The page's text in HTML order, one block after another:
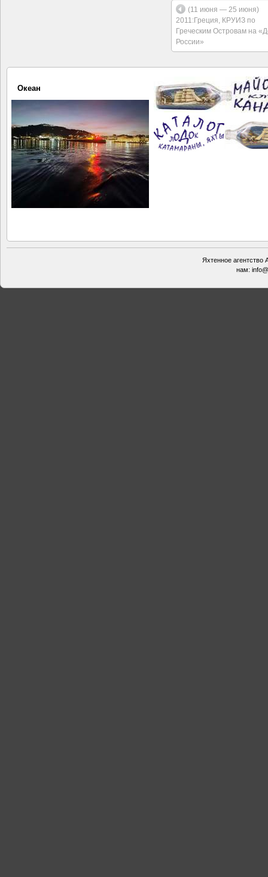
(11 июня — 25 июня)
2011:Греция, КРУИЗ по
Греческим Островам на
России»
Океан
Яхтенное
нам: